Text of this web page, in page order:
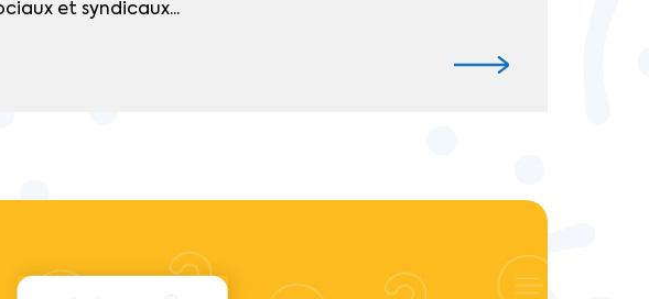
et syndicaux...